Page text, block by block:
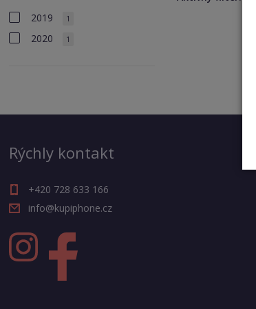
2019 1
2020 1
Rýchly kontakt
+420 728 633 166
info@kupiphone.cz